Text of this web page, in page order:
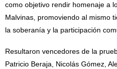
como objetivo rendir homenaje a
Malvinas, promoviendo al mismo
la soberanía y la participación
Resultaron vencedores de la
Patricio Beraja, Nicolás Gómez,